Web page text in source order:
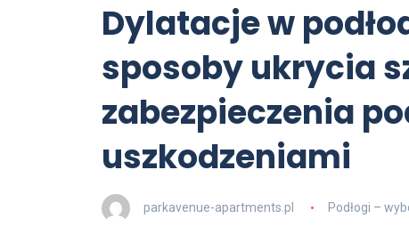
Dylatacje w
sposoby ukrycia
zabezpieczenia
uszkodzeniami
parkavenue-apartments.pl Podłogi –